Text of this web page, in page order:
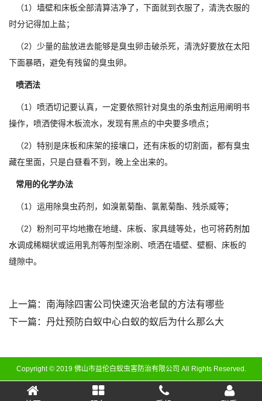
（1）墙壁和床板全部清算洁净了，下面就到衣服了，清洗衣服的
时分记得加上盐；
（2）少量的盐放进去能够是臭虫卵击破杀死，清洗好要放在太阳
下面暴晒，避免有残留的臭虫卵。
喷洒法
（1）喷洒切记要认真，一定要依照针对臭虫的杀虫剂运用阐明书
操作，喷洒使得木板流水，发现有黑点的中央要多喷点；
（2）特别是床板和床架的接壤口，还有床板的切割面，都有臭虫
藏在里面，只是白昼看不到，晚上全出来的。
常用的化学办法
（1）运用除臭虫药剂，如溴氰菊酯、氯氰菊酯、残杀威等；
（2）粉剂可平均地撒在地缝、床板、家具缝等处，也可将药剂加
水调成稀糊状或运用乳剂等剂型涂刷、喷洒在墙壁、壁橱、床板的
缝隙中。
上一篇： 南海除四害公司快速灭治老鼠的方法有哪些
下一篇： 丹灶预防白蚁中心白蚁的蚁后为什么那么大
Copyright © 2019 佛山市益伦白蚁虫害防治有限公司 All Rights Reserved.